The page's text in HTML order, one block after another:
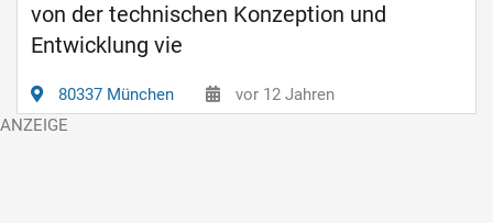
von der technischen Konzeption und
Entwicklung vie
80337 München vor 12 Jahren